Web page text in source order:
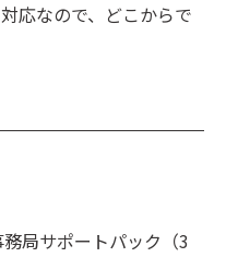
応なので、どこからで
局サポートパック（3